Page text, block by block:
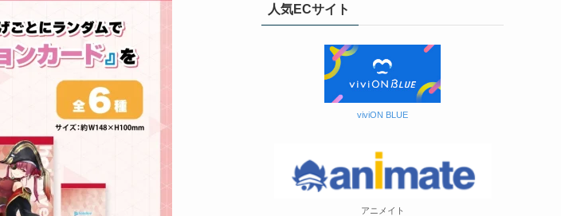
人気ECサイト
viviON BLUE
アニメイト